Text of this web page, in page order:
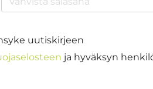
uutiskirjeen
ja hyväksyn